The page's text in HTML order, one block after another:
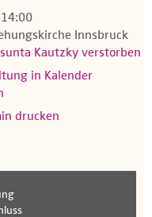
Innsbruck
Kautzky verstorben
in Kalender
drucken